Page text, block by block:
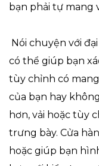
bạn phải tự mang
Nói chuyện với
có thể giúp bạn
tùy chỉnh có
của bạn hay
hơn, vải hoặc tùy
trưng bày. Cửa
hoặc giúp bạn